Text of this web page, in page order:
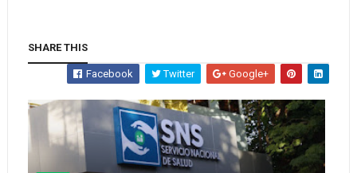
SHARE THIS
Facebook Twitter Google+